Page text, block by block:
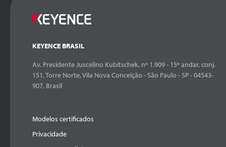
KEYENCE BRASIL
Av. Presidente Juscelino Kubitschek, nº 1.909 - 15º andar, conj.
151, Torre Norte, Vila Nova Conceição - São Paulo - SP - 04543-
907, Brasil
Modelos certificados
Privacidade